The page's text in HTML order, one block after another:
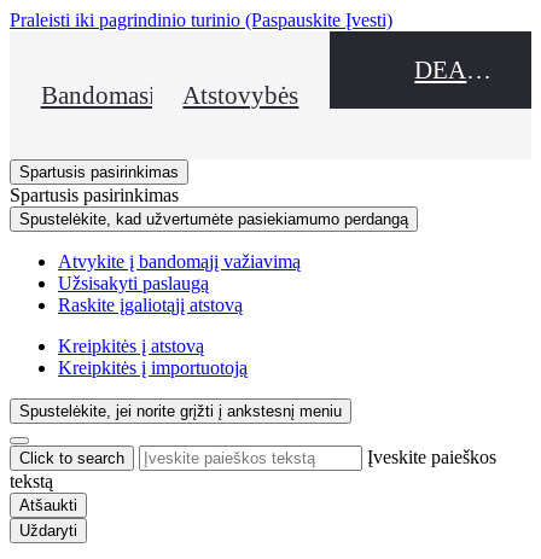
Praleisti iki pagrindinio turinio (Paspauskite Įvesti)
Bandomasis važiavimas
Atstovybės
DEALER NAME
Spartusis pasirinkimas
Spartusis pasirinkimas
Spustelėkite, kad užvertumėte pasiekiamumo perdangą
Atvykite į bandomąjį važiavimą
Užsisakyti paslaugą
Raskite įgaliotąjį atstovą
Kreipkitės į atstovą
Kreipkitės į importuotoją
Spustelėkite, jei norite grįžti į ankstesnį meniu
Click to search
Įveskite paieškos
tekstą
Atšaukti
Uždaryti